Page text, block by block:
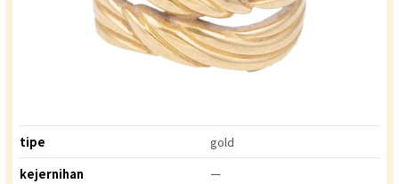
tipe
gold
kejernihan
ー